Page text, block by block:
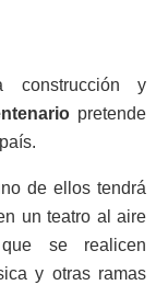
y
pretende
de ellos tendrá
un teatro al aire
se realicen
y otras ramas